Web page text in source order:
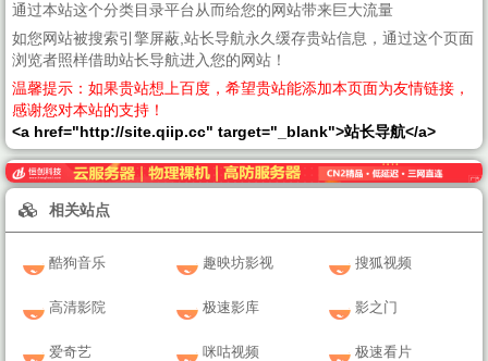
通过本站这个分类目录平台从而给您的网站带来巨大流量
如您网站被搜索引擎屏蔽,站长导航永久缓存贵站信息，通过这个页面
浏览者照样借助站长导航进入您的网站！
温馨提示：如果贵站想上百度，希望贵站能添加本页面为友情链接，
感谢您对本站的支持！
<a href="http://site.qiip.cc" target="_blank">站长导航</a>
相关站点
酷狗音乐 趣映坊影视 搜狐视频
高清影院 极速影库 影之门
爱奇艺 咪咕视频 极速看片